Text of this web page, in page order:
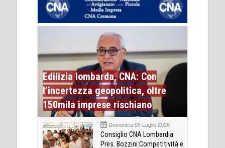
Edilizia lombarda, CNA: Con
l’incertezza geopolitica, oltre
150mila imprese rischiano
Domenica 05 Luglio 2026
Consiglio CNA Lombardia
Pres. Bozzini:Competitività e